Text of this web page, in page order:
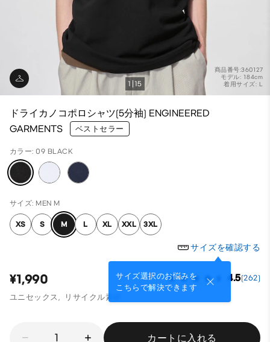
商品番号:360127
モデル: 184cm
着用サイズ: L
1 15
ドライカノコポロシャツ(5分袖) ENGINEERED
GARMENTS
ベストセラー
カラー: 09 BLACK
サイズ: MEN M
XS S M L XL XXL 3XL
サイズを確認する
サイズ選択のお悩みを
こちらで解決できます
¥1,990 4.5(262)
ユニセックス, リサイクル素材
1 カートに入れる